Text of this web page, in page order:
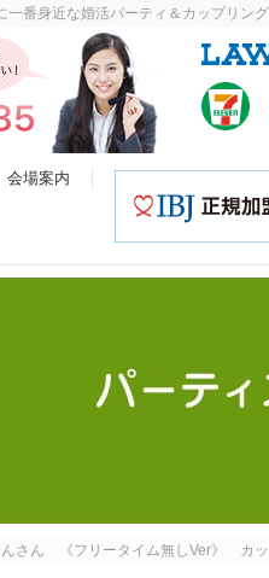
一番身近な婚活パーティ＆カップリン
会場案内
さん 《フリータイム無しVer》 カ